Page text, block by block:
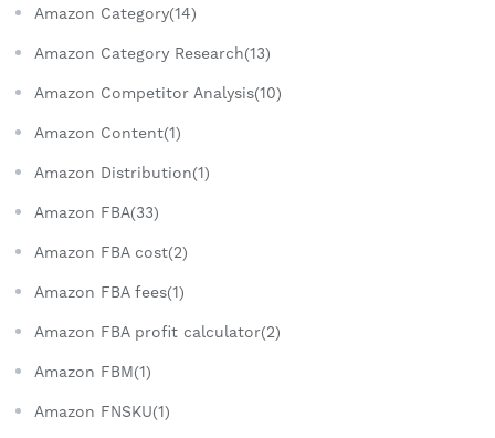
Amazon Category(14)
Amazon Category Research(13)
Amazon Competitor Analysis(10)
Amazon Content(1)
Amazon Distribution(1)
Amazon FBA(33)
Amazon FBA cost(2)
Amazon FBA fees(1)
Amazon FBA profit calculator(2)
Amazon FBM(1)
Amazon FNSKU(1)